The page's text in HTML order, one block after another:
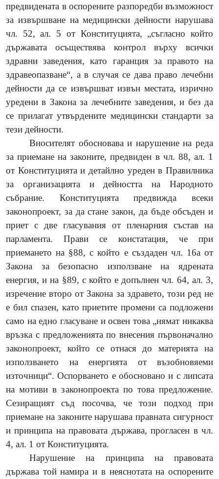
предвидената в оспорените разпоредби възможност
за извършване на медицински дейности нарушава
чл. 52, ал. 5 от Конституцията, „съгласно който
държавата осъществява контрол върху всички
здравни заведения, като гаранция за правото на
здравеопазване“, а в случая се дава право лечебни
дейности да се извършват извън местата, изрично
уредени в Закона за лечебните заведения, и без да
се прилагат утвърдените медицински стандарти за
тези дейности.
Вносителят обосновава и нарушение на реда
за приемане на законите, предвиден в чл. 88, ал. 1
от Конституцията и детайлно уреден в Правилника
за организацията и дейността на Народното
събрание. Конституцията предвижда всеки
законопроект, за да стане закон, да бъде обсъден и
приет с две гласувания от пленарния състав на
парламента. Прави се констатация, че при
приемането на §88, с който е създаден чл. 16а от
Закона за безопасно използване на ядрената
енергия, и на §89, с който е допълнен чл. 64, ал. 3,
изречение второ от Закона за здравето, този ред не
е бил спазен, като приетите промени са подложени
само на едно гласуване и освен това „нямат никаква
връзка с предложенията по внесения първоначално
законопроект, който се отнася до материята на
използването на енергията от възобновяеми
източници“. Оспорването е обосновано и с липсата
на мотиви в законопроекта по това предложение.
Сезиращият съд посочва, че този подход при
приемане на законите нарушава правната сигурност
и принципа на правовата държава, прогласен в чл.
4, ал. 1 от Конституцията.
Нарушение на принципа на правовата
държава той намира и в неяснотата на оспорените